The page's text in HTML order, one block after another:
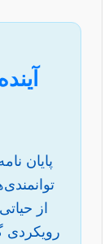
پایان
از
رویکردی